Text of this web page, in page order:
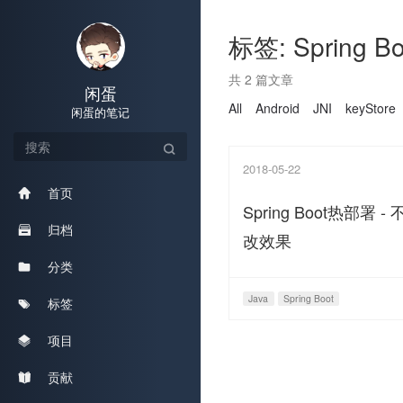
闲蛋
闲蛋的笔记
首页
归档
分类
标签
项目
贡献
标签: Spring
共 2 篇文章
All
Android JNI keyStore
2018-05-22
Spring Boot热部署 -
改效果
Java Spring Boot